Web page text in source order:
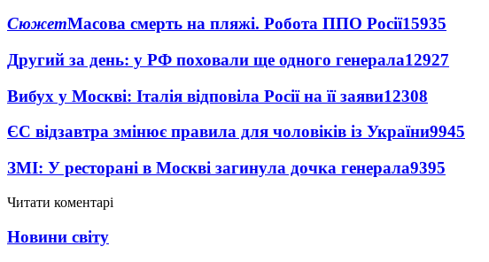
СюжетМасова смерть на пляжі. Робота ППО Росії15935
Другий за день: у РФ поховали ще одного генерала12927
Вибух у Москві: Італія відповіла Росії на її заяви12308
ЄС відзавтра змінює правила для чоловіків із України9945
ЗМІ: У ресторані в Москві загинула дочка генерала9395
Читати коментарі
Новини світу